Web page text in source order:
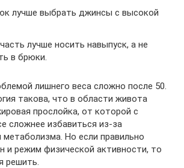
лучше выбрать джинсы с высокой
лучше носить навыпуск, а не
в брюки.
лишнего веса сложно после 50.
такова, что в области живота
прослойка, от которой с
сложнее избавиться из-за
Но если правильно
и режим физической активности, то
решить.